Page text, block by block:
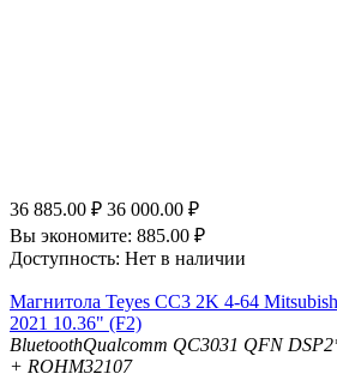
36 885.00 ₽ 36 000.00 ₽
Вы экономите: 885.00 ₽
Доступность: Нет в наличии
Магнитола Teyes CC3 2K 4-64
2021 10.36" (F2)
BluetoothQualcomm QC3031 QFN DSP
+ ROHM32107